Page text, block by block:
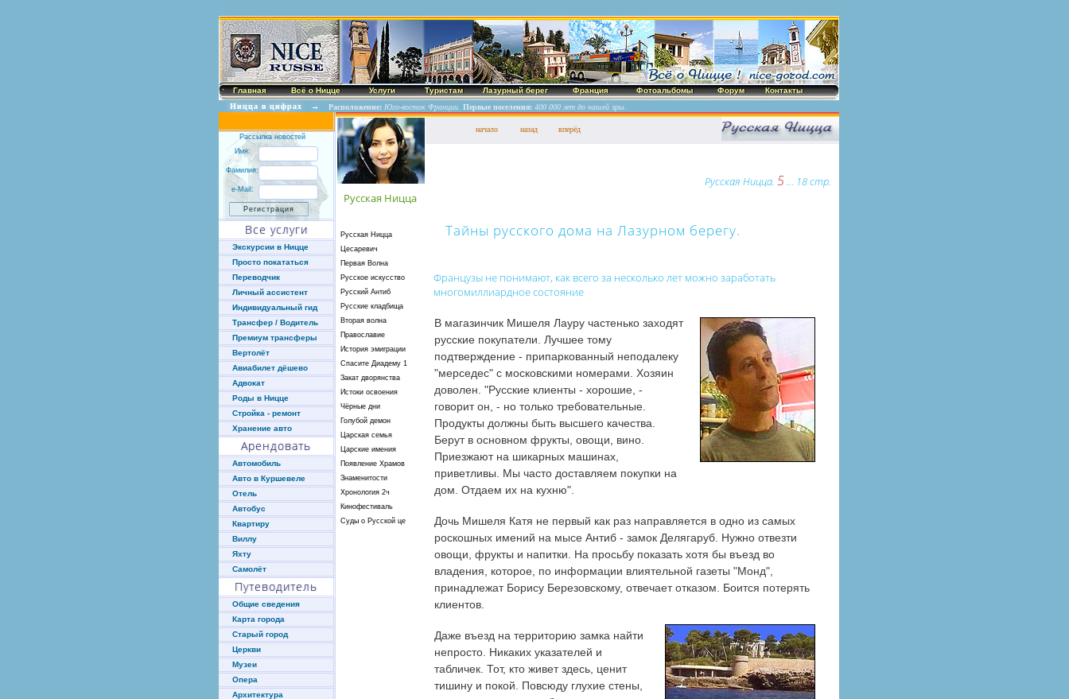
Ницца в цифрах → Расположение: Юго-восток Франции. Первые поселения: 400 000 лет до нашей эры.
Рассылка новостей
Имя:
Фамилия:
e-Mail:
Все услуги
Экскурсии в Ницце
Просто покататься
Переводчик
Личный ассистент
Индивидуальный гид
Трансфер / Водитель
Премиум трансферы
Вертолёт
Авиабилет дёшево
Адвокат
Роды в Ницце
Стройка - ремонт
Хранение авто
Арендовать
Автомобиль
Авто в Куршевеле
Отель
Автобус
Квартиру
Виллу
Яхту
Самолёт
Путеводитель
Общие сведения
Карта города
Старый город
Церкви
Музеи
Опера
Архитектура
Русская Ницца
Русская Ницца
Цесаревич
Первая Волна
Русское искусство
Русский Антиб
Русские кладбища
Вторая волна
Православие
История эмиграции
Спасите Диадему 1
Закат дворянства
Истоки освоения
Чёрные дни
Голубой демон
Царская семья
Царские имения
Появление Храмов
Знаменитости
Хронология 2ч
Кинофестиваль
Суды о Русской це
начало назад вперёд
Русская Ницца.5… 18 стр.
Тайны русского дома на Лазурном берегу.
Французы не понимают, как всего за несколько лет можно заработать
многомиллиардное состояние
В магазинчик Мишеля Лауру частенько заходят
русские покупатели. Лучшее тому
подтверждение - припаркованный неподалеку
"мерседес" с московскими номерами. Хозяин
доволен. "Русские клиенты - хорошие, -
говорит он, - но только требовательные.
Продукты должны быть высшего качества.
Берут в основном фрукты, овощи, вино.
Приезжают на шикарных машинах,
приветливы. Мы часто доставляем покупки на
дом. Отдаем их на кухню".
Дочь Мишеля Катя не первый как раз направляется в одно из самых
роскошных имений на мысе Антиб - замок Делягаруб. Нужно отвезти
овощи, фрукты и напитки. На просьбу показать хотя бы въезд во
владения, которое, по информации влиятельной газеты "Монд",
принадлежат Борису Березовскому, отвечает отказом. Боится потерять
клиентов.
Даже въезд на территорию замка найти
непросто. Никаких указателей и
табличек. Тот, кто живет здесь, ценит
тишину и покой. Повсюду глухие стены,
Главная Всё о Ницце Услуги Туристам Лазурный берег Франция Фотоальбомы Форум Контакты